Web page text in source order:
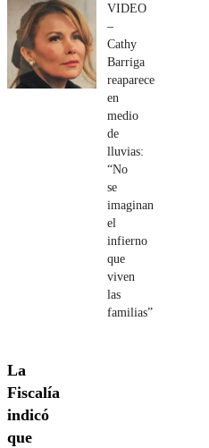
VIDEO
–
Cathy
Barriga
reaparece
en
medio
de
lluvias:
“No
se
imaginan
el
infierno
que
viven
las
familias”
La
Fiscalía
indicó
que